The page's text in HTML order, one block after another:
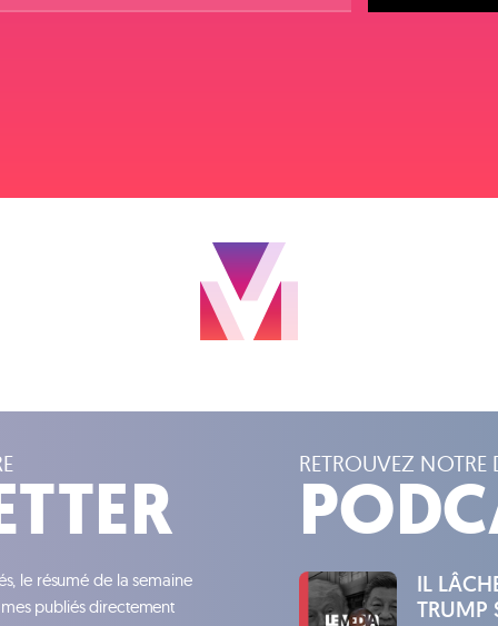
le résumé de la semaine
publiés directement
RETROUVEZ NOTRE
IL
TRUMP